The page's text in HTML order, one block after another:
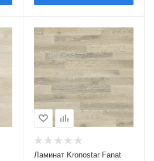
Ламинат Kronostar Fanat